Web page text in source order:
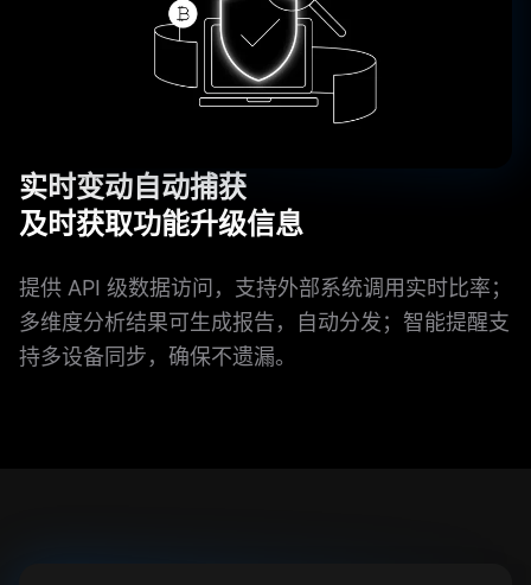
实时变动自动捕获
及时获取功能升级信息
提供 API 级数据访问，支持外部系统调用实时比率；
多维度分析结果可生成报告，自动分发；智能提醒支
持多设备同步，确保不遗漏。